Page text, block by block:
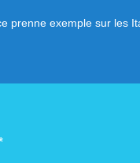
prenne exemple sur les